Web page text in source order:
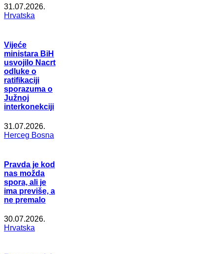
31.07.2026.
Hrvatska
Vijeće
ministara BiH
usvojilo Nacrt
odluke o
ratifikaciji
sporazuma o
Južnoj
interkonekciji
31.07.2026.
Herceg Bosna
Pravda je kod
nas možda
spora, ali je
ima previše, a
ne premalo
30.07.2026.
Hrvatska